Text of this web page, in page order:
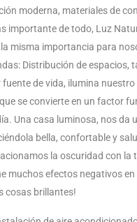
moderna, materiales de
importante de todo, Luz
misma importancia para
Distribución de espacios,
fuente de vida, ilumina
se convierte en un factor
Una casa luminosa, nos da
bella, confortable y
la oscuridad con la
muchos efectos negativos en
cosas brillantes!